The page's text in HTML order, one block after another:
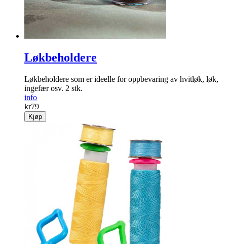
Løkbeholdere
Løkbeholdere som er ideelle for oppbevaring av hvitløk, løk,
ingefær osv. 2 stk.
info
kr79
Kjøp